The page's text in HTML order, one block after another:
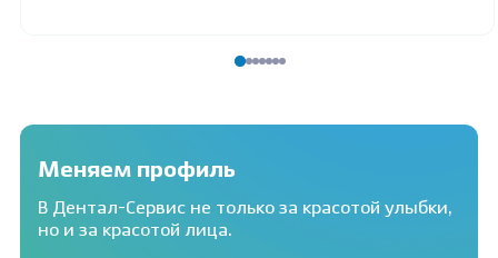
Меняем профиль
В Дентал-Сервис не только за красотой улыбки,
но и за красотой лица.